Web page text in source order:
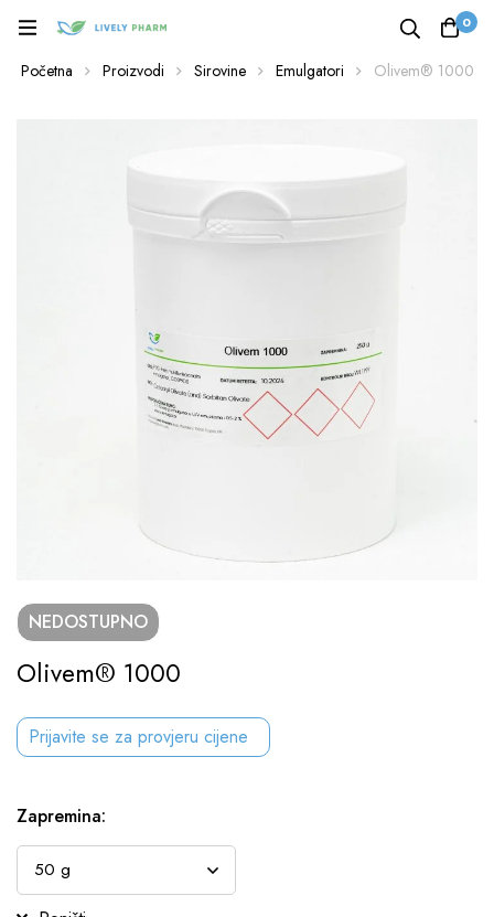
0
Početna Proizvodi Sirovine Emulgatori Olivem® 1000
NEDOSTUPNO
Olivem® 1000
Prijavite se za provjeru cijene
Zapremina: